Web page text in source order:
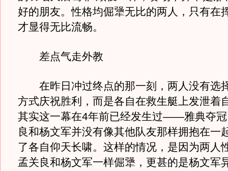
好的朋友。性格均倔犟无比的两人，只有在
才显得无比流畅。
差点气走外教
在昨日冲过终点的那一刻，两人没有选
方式庆祝胜利，而是各自在救生艇上发泄着
其实这一幕在4年前已经发生过——雅典夺
良和杨文军并没有像其他队友那样拥抱在一
了各自仰天长啸。这样的情况，是因为两人
孟关良和杨文军一样倔犟，更甚的是杨文军